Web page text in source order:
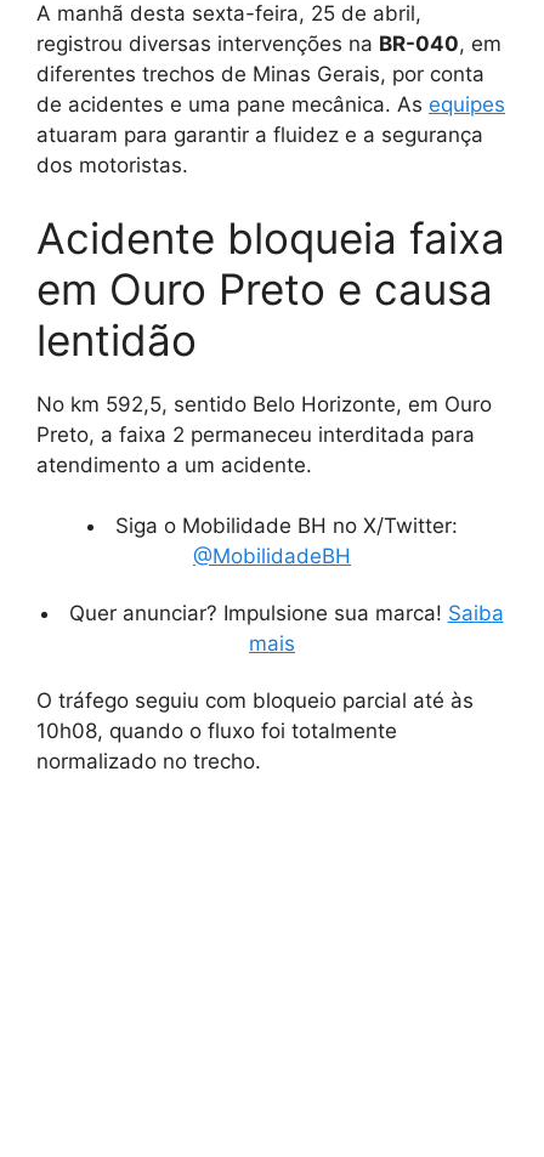
A manhã desta sexta-feira, 25 de abril,
registrou diversas intervenções na BR-040, em
diferentes trechos de Minas Gerais, por conta
de acidentes e uma pane mecânica. As equipes
atuaram para garantir a fluidez e a segurança
dos motoristas.
Acidente bloqueia faixa
em Ouro Preto e causa
lentidão
No km 592,5, sentido Belo Horizonte, em Ouro
Preto, a faixa 2 permaneceu interditada para
atendimento a um acidente.
Siga o Mobilidade BH no X/Twitter:
@MobilidadeBH
Quer anunciar? Impulsione sua marca! Saiba
mais
O tráfego seguiu com bloqueio parcial até às
10h08, quando o fluxo foi totalmente
normalizado no trecho.